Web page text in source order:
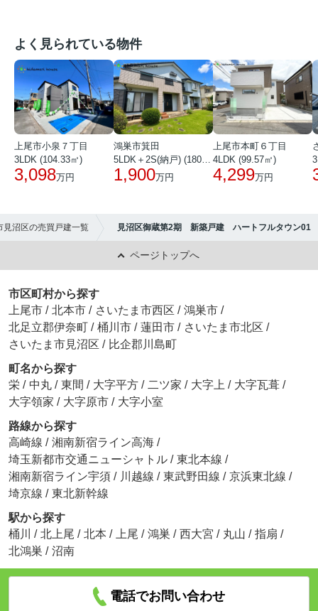
よく見られている物件
上尾市小泉７丁目
3LDK (104.33㎡)
3,098万円
鴻巣市箕田
1,900万円
上尾市本町６丁目
4LDK (99.57㎡)
4,299万円
見沼区の売買戸建一覧 見沼区御蔵第2期 新築戸建 ハートフルタウン01
ページトップへ
市区町村から探す
上尾市 / 北本市 / さいたま市西区 / 鴻巣市 /
北足立郡伊奈町 / 桶川市 / 蓮田市 / さいたま市北区 /
さいたま市見沼区 / 比企郡川島町
町名から探す
栄 / 中丸 / 東間 / 大字平方 / 二ツ家 / 大字上 / 大字瓦葺 /
大字領家 / 大字原市 / 大字小室
路線から探す
高崎線 / 湘南新宿ライン高海 /
埼玉新都市交通ニューシャトル / 東北本線 /
湘南新宿ライン宇須 / 川越線 / 東武野田線 / 京浜東北線 /
埼京線 / 東北新幹線
駅から探す
桶川
/ 北上尾 / 北本 / 上尾 / 鴻巣 / 西大宮 / 丸山 / 指扇 /
北鴻巣 / 沼南
電話でお問い合わせ